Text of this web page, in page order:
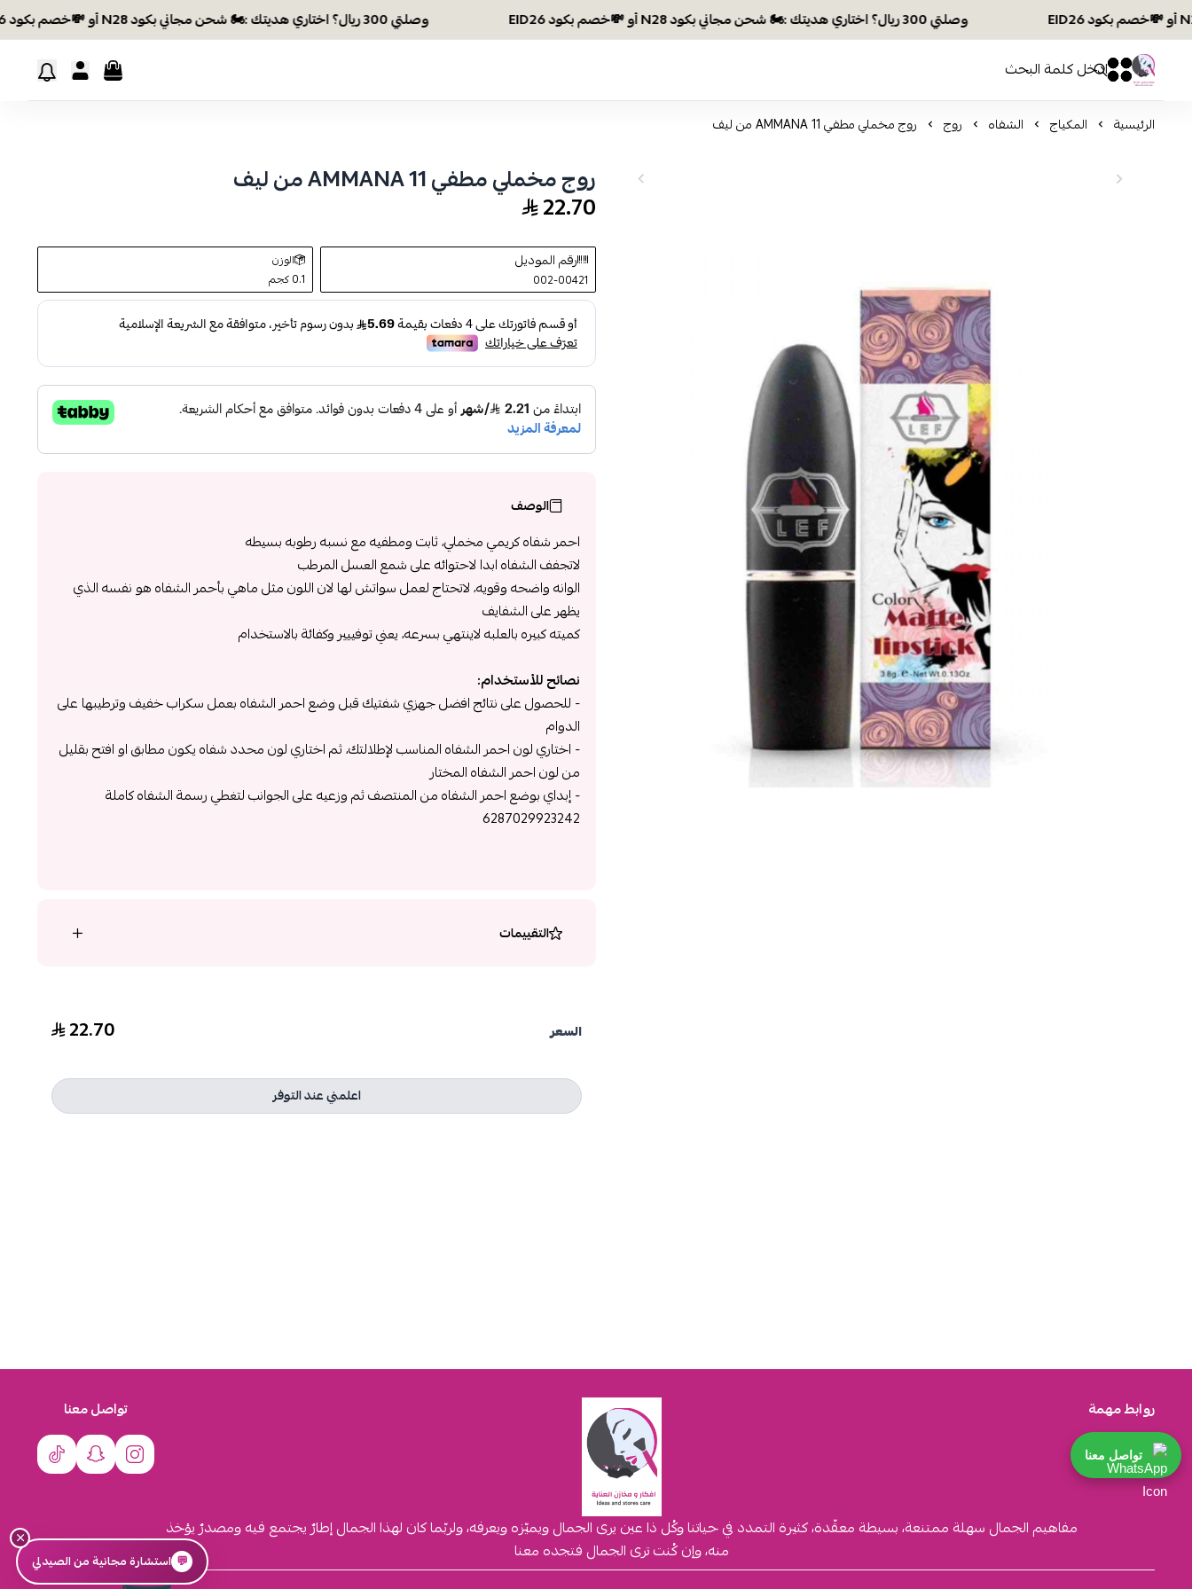
وصلتي 300 ريال؟ اختاري هديتك :🏍 شحن مجاني بكود N28 أو 💸خصم بكود EID26 وصلتي 300 ريال؟ اختاري هديتك :🏍 شحن مجاني بكود N28 أو 💸خصم بكود EID26
افكار ومخازن العناية
0 0
الرئيسية المكياج الشفاه روج روج مخملي مطفي AMMANA 11 من ليف
روج مخملي مطفي AMMANA 11 من ليف
22.70
رقم الموديل
002-00421
الوزن
0.1 كجم
الوصف
احمر شفاه كريمي مخملي، ثابت ومطفيه مع نسبه رطوبه بسيطه
لاتجفف الشفاه ابدا لاحتوائه على شمع العسل المرطب
الوانه واضحه وقويه، لاتحتاج لعمل سواتش لها لان اللون مثل ماهي بأحمر الشفاه هو نفسه الذي
يظهر على الشفايف
كميته كبيره بالعلبه لاينتهي بسرعه، يعني توفييير وكفائة بالاستخدام
نصائح للأستخدام:
- للحصول على نتائج افضل جهزي شفتيك قبل وضع احمر الشفاه بعمل سكراب خفيف وترطيبها على
الدوام
- اختاري لون احمر الشفاه المناسب لإطلالتك، ثم اختاري لون محدد شفاه يكون مطابق او افتح بقليل
من لون احمر الشفاه المختار
- إبداي بوضع احمر الشفاه من المنتصف ثم وزعيه على الجوانب لتغطي رسمة الشفاه كاملة
6287029923242
التقييمات
السعر 22.70
اعلمني عند التوفر
روابط مهمة
مفاهيم الجمال سهلة ممتنعة، بسيطة معقّدة، كثيرة التمدد في حياتنا وكُل ذا عين يرى الجمال ويميّزه ويعرفه، ولربّما كان لهذا الجمال إطارٌ يجتمع فيه ومصدرٌ يؤخذ
منه، وإن كُنت ترى الجمال فتجده معنا
تواصل معنا
×
💬 استشارة مجانية من الصيدلي
تواصل معنا